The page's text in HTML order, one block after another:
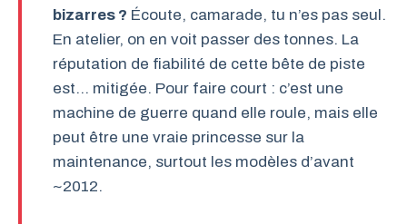
bizarres ? Écoute, camarade, tu n’es pas seul.
En atelier, on en voit passer des tonnes. La
réputation de fiabilité de cette bête de piste
est… mitigée. Pour faire court : c’est une
machine de guerre quand elle roule, mais elle
peut être une vraie princesse sur la
maintenance, surtout les modèles d’avant
~2012.